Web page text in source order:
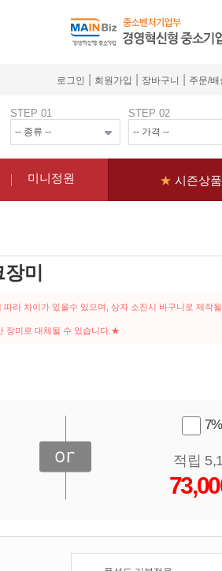
로그인 회원가입 장바구니 주문/배
STEP 01 STEP 02
미니정원 ★ 시즌상
미
라 차이가 있을수 있으며, 상자 소진시 바구니로 제작
장미로 대체될 수 있습니다.★
적립